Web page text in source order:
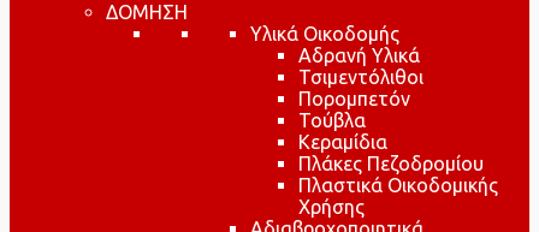
ΔΟΜΗΣΗ
Υλικά Οικοδομής
Αδρανή Υλικά
Τσιμεντόλιθοι
Πορομπετόν
Τούβλα
Κεραμίδια
Πλάκες Πεζοδρομίου
Πλαστικά Οικοδομικής
Χρήσης